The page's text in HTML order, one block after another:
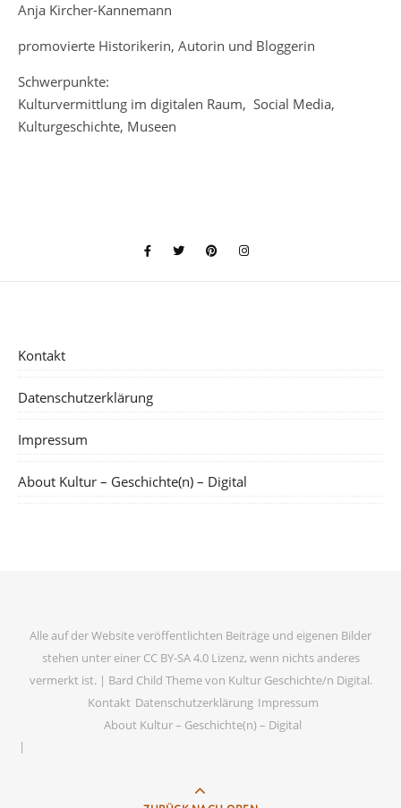
Anja Kircher-Kannemann
promovierte Historikerin, Autorin und Bloggerin
Schwerpunkte:
Kulturvermittlung im digitalen Raum, Social Media,
Kulturgeschichte, Museen
Kontakt
Datenschutzerklärung
Impressum
About Kultur – Geschichte(n) – Digital
Alle auf der Website veröffentlichten Beiträge und eigenen Bilder
stehen unter einer CC BY-SA 4.0 Lizenz, wenn nichts anderes
vermerkt ist. | Bard Child Theme von Kultur Geschichte/n Digital.
Kontakt Datenschutzerklärung Impressum
About Kultur – Geschichte(n) – Digital